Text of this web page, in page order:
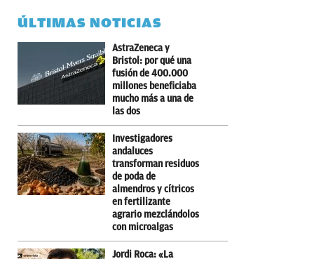
ÚLTIMAS NOTICIAS
AstraZeneca y
Bristol: por qué una
fusión de 400.000
millones beneficiaba
mucho más a una de
las dos
Investigadores
andaluces
transforman residuos
de poda de
almendros y cítricos
en fertilizante
agrario mezclándolos
con microalgas
Jordi Roca: «La